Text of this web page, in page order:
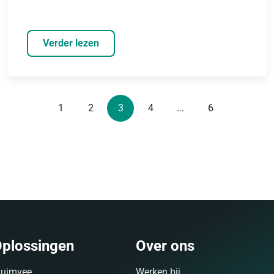
Verder lezen
1 2 3 4 ... 6
Over ons